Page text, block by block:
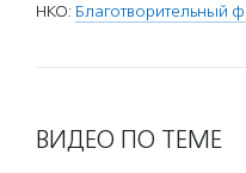
НКО: Благотворительный
ВИДЕО ПО ТЕМЕ